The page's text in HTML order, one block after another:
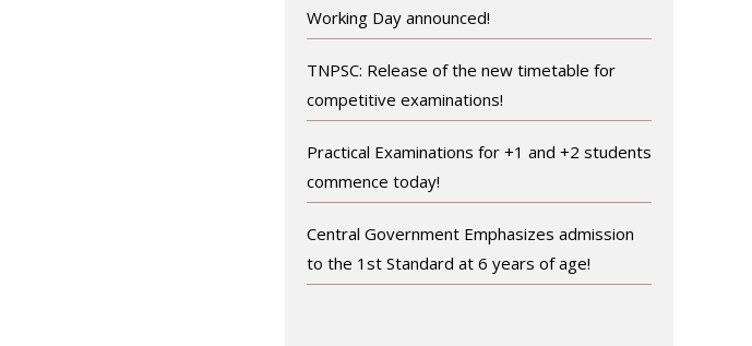
Working Day announced!
TNPSC: Release of the new timetable for
competitive examinations!
Practical Examinations for +1 and +2 students
commence today!
Central Government Emphasizes admission
to the 1st Standard at 6 years of age!